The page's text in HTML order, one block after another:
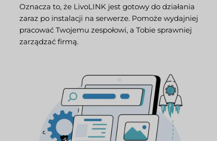
Oznacza to, że LivoLINK jest gotowy do działania
zaraz po instalacji na serwerze. Pomoże wydajniej
pracować Twojemu zespołowi, a Tobie sprawniej
zarządzać firmą.